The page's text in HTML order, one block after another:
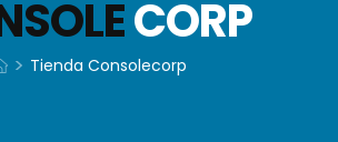
CORP
> Tienda Consolecorp